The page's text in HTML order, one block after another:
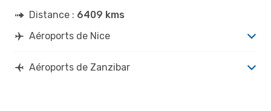
Distance : 6409 kms
Aéroports de Nice
Aéroports de Zanzibar